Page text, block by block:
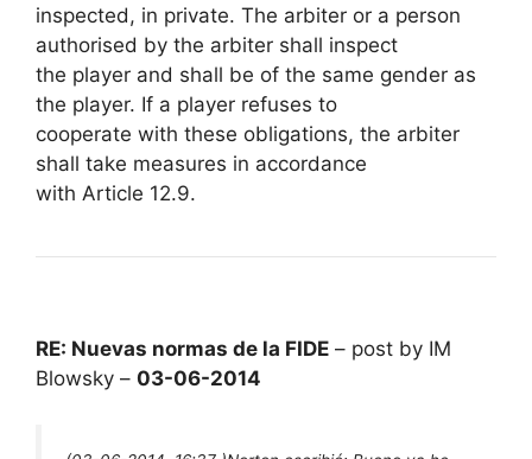
inspected, in private. The arbiter or a person
authorised by the arbiter shall inspect
the player and shall be of the same gender as
the player. If a player refuses to
cooperate with these obligations, the arbiter
shall take measures in accordance
with Article 12.9.
RE: Nuevas normas de la FIDE – post by IM
Blowsky – 03-06-2014